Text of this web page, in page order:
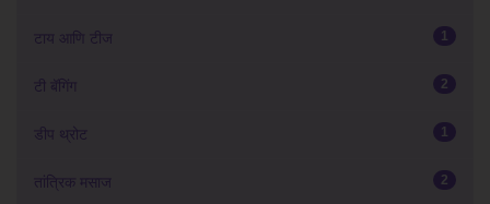
टाय आणि टीज 1
टी बॅगिंग 2
डीप थ्रोट 1
तांत्रिक मसाज 2